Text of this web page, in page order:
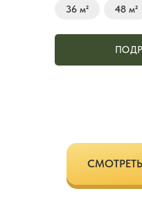
48 м²
36 м²